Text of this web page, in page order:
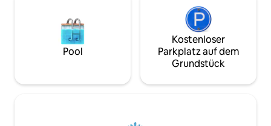
Pool
Kostenloser
Parkplatz auf dem
Grundstück